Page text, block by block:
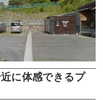
に体感できるプ